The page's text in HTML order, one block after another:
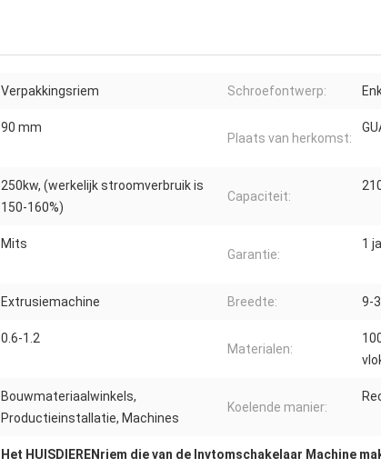
Verpakkingsriem Schroefontwerp:
90 mm
Plaats van herkomst:
250kw, (werkelijk stroomverbruik is
150-160%)
Capaciteit:
Mits
Garantie:
1
Extrusiemachine Breedte: 9-
0.6-1.2
Materialen:
Bouwmateriaalwinkels,
Productieinstallatie, Machines
Koelende manier:
Het HUISDIERENriem die van de Invtomschakelaar Machine